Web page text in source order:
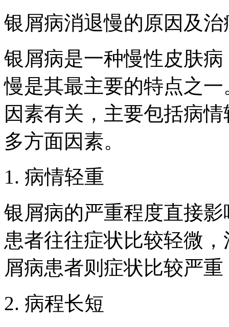
银屑病消退慢的原因及治
银屑病是一种慢性皮肤
慢是其最主要的特点之
因素有关，主要包括病
多方面因素。
1. 病情轻重
银屑病的严重程度直接
患者往往症状比较轻微
屑病患者则症状比较严
2. 病程长短